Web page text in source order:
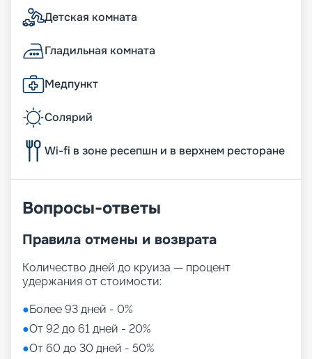
Детская комната
Гладильная комната
Медпункт
Солярий
Wi-fi в зоне ресепшн и в верхнем ресторане
Вопросы-ответы
Правила отмены и возврата
Количество дней до круиза — процент
удержания от стоимости:
●Более 93 дней - 0%
●От 92 до 61 дней - 20%
●От 60 до 30 дней - 50%